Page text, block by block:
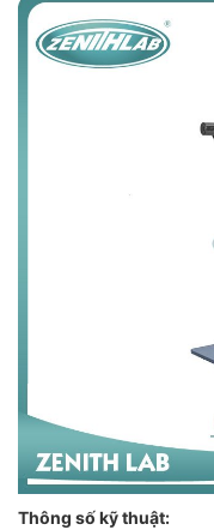
Thông số kỹ thuật: